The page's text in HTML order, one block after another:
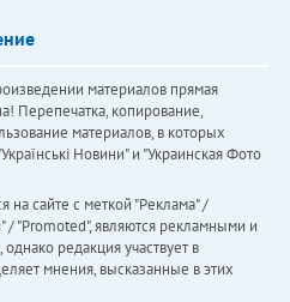
материалов прямая
Перепечатка, копирование,
материалов, в которых
Новини" и "Украинская Фото
сайте с меткой "Реклама" /
"Promoted", являются рекламными и
редакция участвует в
мнения, высказанные в этих